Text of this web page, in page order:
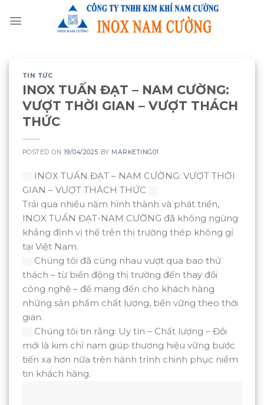
TIN TỨC
INOX TUẤN ĐẠT – NAM CƯỜNG:
VƯỢT THỜI GIAN – VƯỢT THÁCH
THỨC
POSTED ON 19/04/2025 BY MARKETING01
INOX TUẤN ĐẠT – NAM CƯỜNG: VƯỢT THỜI
GIAN – VƯỢT THÁCH THỨC
Trải qua nhiều năm hình thành và phát triển,
INOX TUẤN ĐẠT-NAM CƯỜNG đã không ngừng
khẳng định vị thế trên thị trường thép không gỉ
tại Việt Nam.
Chúng tôi đã cùng nhau vượt qua bao thử
thách – từ biến động thị trường đến thay đổi
công nghệ – để mang đến cho khách hàng
những sản phẩm chất lượng, bền vững theo thời
gian.
Chúng tôi tin rằng: Uy tín – Chất lượng – Đổi
mới là kim chỉ nam giúp thương hiệu vững bước
tiến xa hơn nữa trên hành trình chinh phục niềm
tin khách hàng.